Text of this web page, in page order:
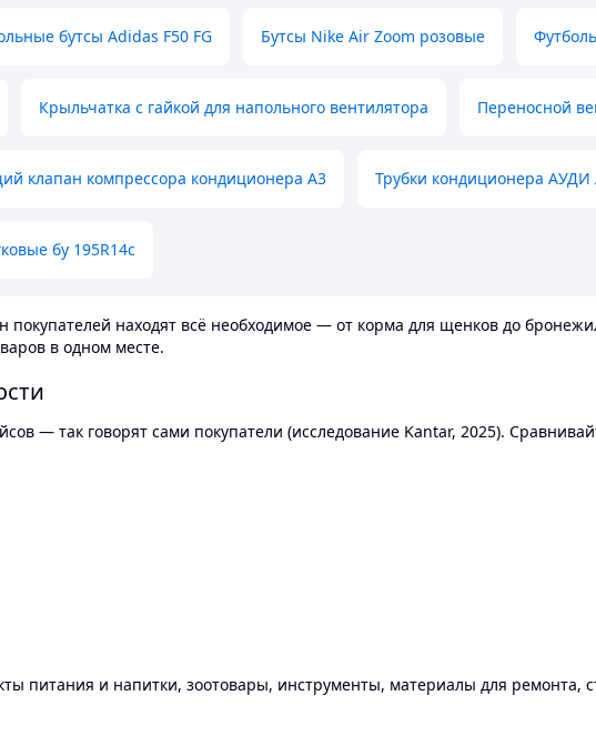
бутсы Adidas F50 FG Бутсы Nike Air Zoom розовые
Крыльчатка с гайкой для напольного вентилятора Переносной
клапан компрессора кондиционера А3 Трубки кондиционера АУДИ
бу 195R14c
находят всё необходимое — от корма для щенков до
в одном месте.
— так говорят сами покупатели (исследование Kantar, 2025).
питания и напитки, зоотовары, инструменты, материалы для ремонта,